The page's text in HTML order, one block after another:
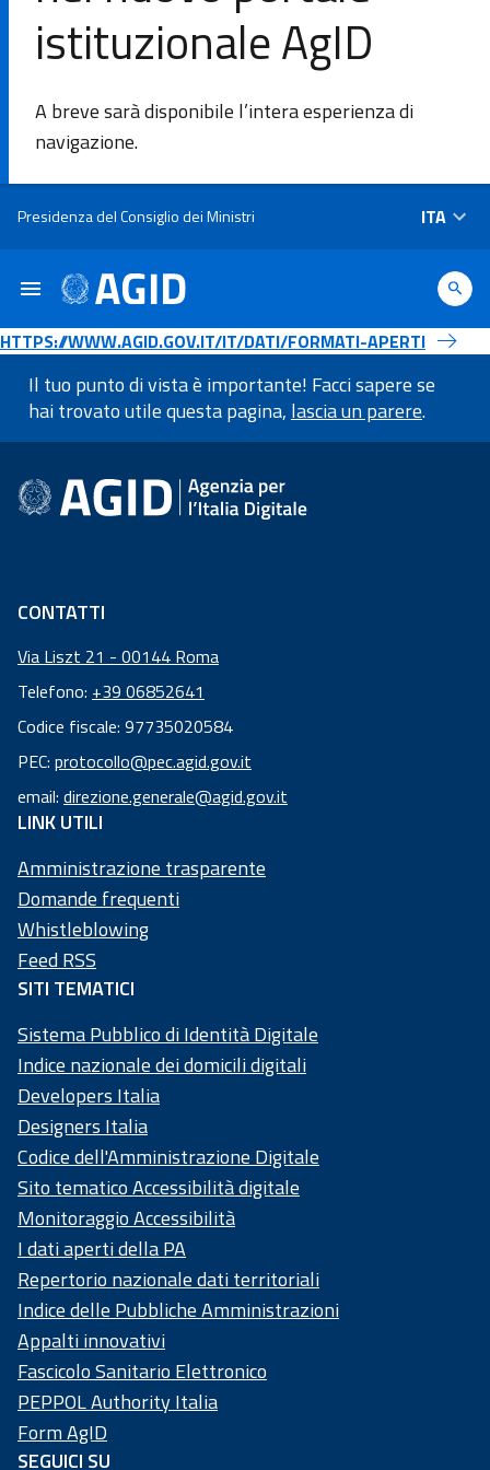
istituzionale AgID
A breve sarà disponibile l’intera esperienza di
navigazione.
Presidenza del Consiglio dei Ministri ITA
L'Agenzia
intervento
Piattaforme
e
tecnologie
Linee
HTTPS://WWW.AGID.GOV.IT/IT/DATI/FORMATI-APERTI
Il tuo punto di vista è importante! Facci sapere se
hai trovato utile questa pagina, lascia un parere.
Informazioni a piè di
CONTATTI
Via Liszt 21 - 00144 Roma
Telefono: +39 06852641
Codice fiscale: 97735020584
Codice
fiscale:
97
73
50
20
58
4
PEC: protocollo@pec.agid.gov.it
email: direzione.generale@agid.gov.it
LINK UTILI
Amministrazione trasparente
Domande frequenti
Whistleblowing
Feed RSS
SITI TEMATICI
Sistema Pubblico di Identità Digitale
Indice nazionale dei domicili digitali
Developers Italia
Designers Italia
Codice dell'Amministrazione Digitale
Sito tematico Accessibilità digitale
Monitoraggio Accessibilità
I dati aperti della PA
Repertorio nazionale dati territoriali
Indice delle Pubbliche Amministrazioni
Appalti innovativi
Fascicolo Sanitario Elettronico
PEPPOL Authority Italia
Form AgID
SEGUICI SU